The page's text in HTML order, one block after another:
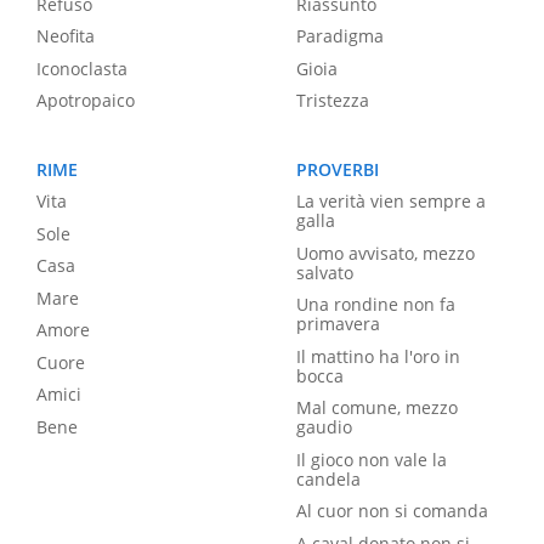
Neofita
Iconoclasta
Apotropaico
Paradigma
Gioia
Tristezza
RIME
Vita
Sole
Casa
Mare
Amore
Cuore
Amici
Bene
PROVERBI
La verità vien sempre a
galla
Uomo avvisato, mezzo
salvato
Una rondine non fa
primavera
Il mattino ha l'oro in
bocca
Mal comune, mezzo
gaudio
Il gioco non vale la
candela
Al cuor non si comanda